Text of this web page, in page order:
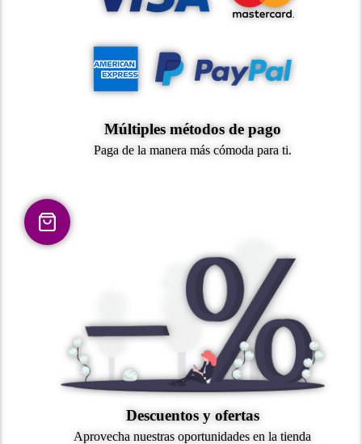
Múltiples métodos de pago
Paga de la manera más cómoda para ti.
Descuentos y ofertas
Aprovecha nuestras oportunidades en la tienda